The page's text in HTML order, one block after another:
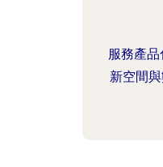
服務產
新空間